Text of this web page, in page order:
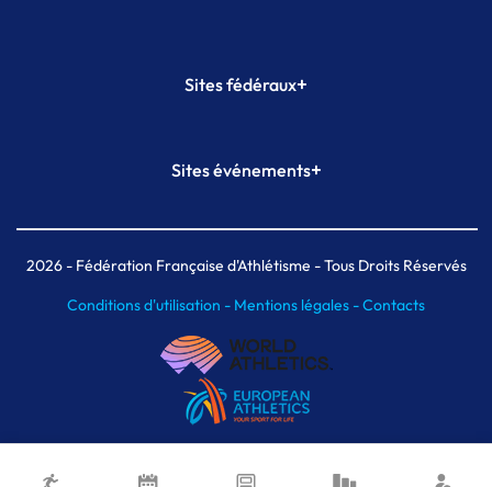
Sites fédéraux+
Plateforme Formation
Sites événements+
Meeting de Paris indoor
MAIF Ekiden de Paris
2026- Fédération Française d'Athlétisme - Tous Droits Réservés
Conditions d'utilisation - Mentions légales -Contacts